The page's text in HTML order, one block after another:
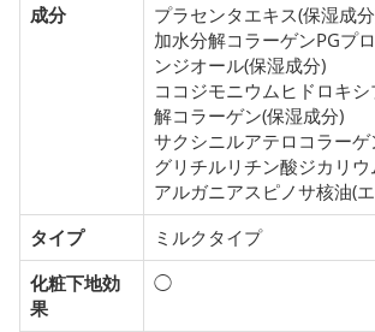
成分
プラセンタエキス(保湿成
加水分解コラーゲンPGプ
ンジオール(保湿成分)
ココジモニウムヒドロキ
解コラーゲン(保湿成分)
サクシニルアテロコラーゲ
グリチルリチン酸ジカリ
アルガニアスピノサ核油(
タイプ
ミルクタイプ
化粧下地効
果
◯